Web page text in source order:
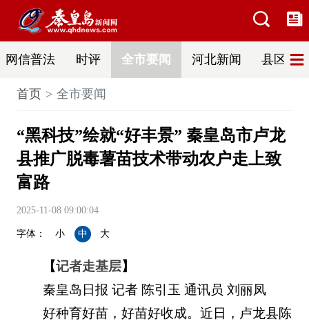
网信普法 时评 全市要闻 河北新闻 县区热
首页 全市要闻
“黑科技”绘就“好丰景” 秦皇岛市卢龙
县推广脱毒薯苗技术带动农户走上致
富路
2025-11-08 09:00:04
字体： 小 中 大
【记者走基层】
秦皇岛日报 记者 陈引玉 通讯员 刘丽凤
好种育好苗，好苗好收成。近日，卢龙县陈